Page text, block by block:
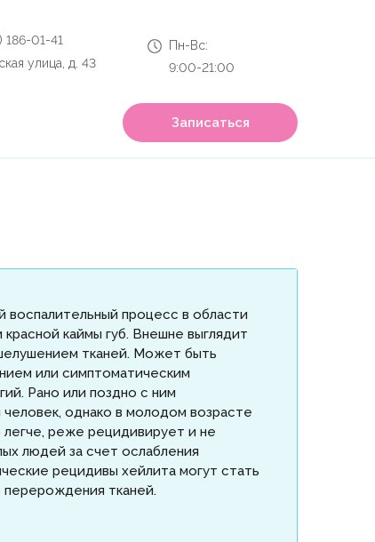
186-01-41
улица, д. 43
Пн-Вс:
9:00-21:00
Записаться
воспалительный процесс в области
каймы губ. Внешне выглядит
тканей. Может быть
или симптоматическим
Рано или поздно с ним
однако в молодом возрасте
реже рецидивирует и не
людей за счет ослабления
рецидивы хейлита могут стать
перерождения тканей.